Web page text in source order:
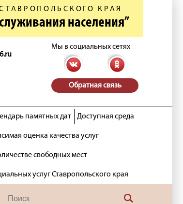
КРАЯ
населения”
Мы в социальных сетях
Обратная связь
памятных дат Доступная среда
оценка качества услуг
свободных мест
услуг Ставропольского края